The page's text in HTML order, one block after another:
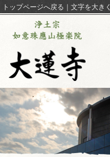
トップページへ戻る ｜ 文字を大きく